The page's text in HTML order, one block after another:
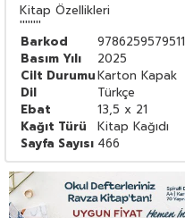
Kitap Özellikleri
''''''''
Barkod
9786259579511
Basım Yılı
2025
Cilt DurumuKarton Kapak
Dil
Türkçe
Ebat
13,5 x 21
Kağıt Türü
Kitap Kağıdı
Sayfa Sayısı 466